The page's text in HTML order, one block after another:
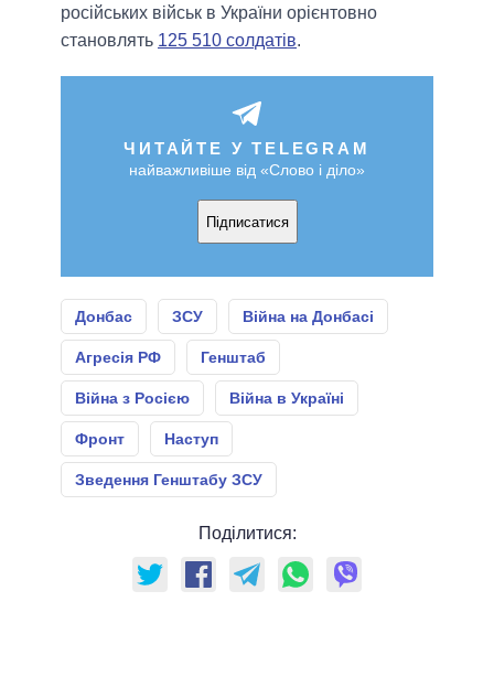
російських військ в України орієнтовно
становлять 125 510 солдатів.
ЧИТАЙТЕ У TELEGRAM
найважливіше від «Слово і діло»
Підписатися
Донбас ЗСУ Війна на Донбасі
Агресія РФ Генштаб
Війна з Росією Війна в Україні
Фронт Наступ
Зведення Генштабу ЗСУ
Поділитися: